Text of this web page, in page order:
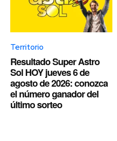
Territorio
Resultado Super Astro
Sol HOY jueves 6 de
agosto de 2026: conozca
el número ganador del
último sorteo